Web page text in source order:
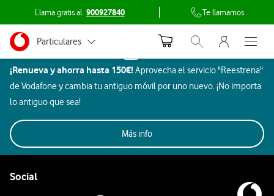
Llama gratis al 900927840 Te llamamos
Ir a la pagina principal de vodafone.es
Menu navegación Segmento
Particulares
Autónomos
Pymes
Grandes empresas
y AA.PP.
Abrir buscador.
Menu
Abre
Inicio
Dispositivos
MóvilesGamingSmartwatch
Auriculares
Apple
¿Puedo
comprar
un
dispositivo
en
sin
una tarifa?
¡Renueva y ahorra hasta 150€! Aprovecha el servicio "Reestrena"
de Vodafone y cambia tu antiguo móvil por uno nuevo. ¡No importa
lo antiguo que sea!
Más info
Social